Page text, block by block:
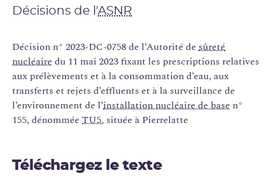
Décisions de l'ASNR
Décision n° 2023-DC-0758 de l’Autorité de sûreté
nucléaire du 11 mai 2023 fixant les prescriptions relatives
aux prélèvements et à la consommation d’eau, aux
transferts et rejets d’effluents et à la surveillance de
l’environnement de l’installation nucléaire de base n°
155, dénommée TU5, située à Pierrelatte
Téléchargez le texte